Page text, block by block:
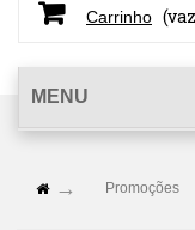
Carrinho
MENU
Promoções